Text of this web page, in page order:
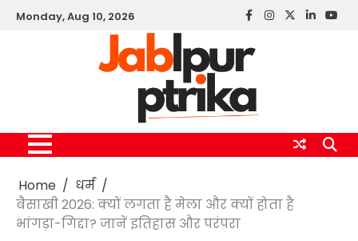
SkipMonday, Aug 10, 2026 Facebook
instagram
twitterlinkedin
Home
धर्म
बैसाखी 2026: क्यों लगता है मेला और क्यों होता है
भांगड़ा-गिद्दा? जानें इतिहास और परंपरा